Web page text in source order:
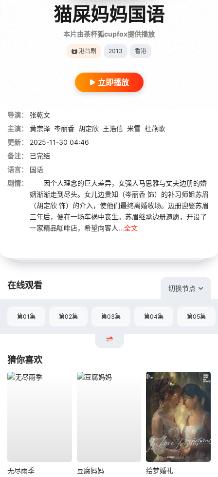
猫屎妈妈国语
本片由茶杯狐cupfox提供播放
港台剧 2013 香港
立即播放
导演：
张乾文
主演：
黄宗泽 岑丽香 胡定欣 王浩信 米雪 杜燕歌
更新：
2025-11-30 04:46
备注：
已完结
语言：
国语
剧情：
因个人理念的巨大差异，女强人马思雅与丈夫边册的婚
姻渐渐走到尽头。女儿边贵知（岑丽香 饰）的补习师姐苏眉
（胡定欣 饰）的介入，使他们最终离婚收场。边册迎娶苏眉
三年后，便在一场车祸中丧生。苏眉继承边册遗愿，开设了
一家精品咖啡店，希望向客人...全文
在线观看 切换节点
第01集 第02集 第03集 第04集 第05集
猜你喜欢
无尽雨季 豆腐妈妈 绘梦婚礼